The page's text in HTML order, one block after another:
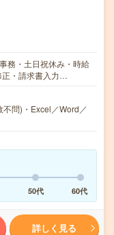
務・土日祝休み・時給
正・請求書入力…
問)・Excel／Word／
50代 60代
詳しく見る